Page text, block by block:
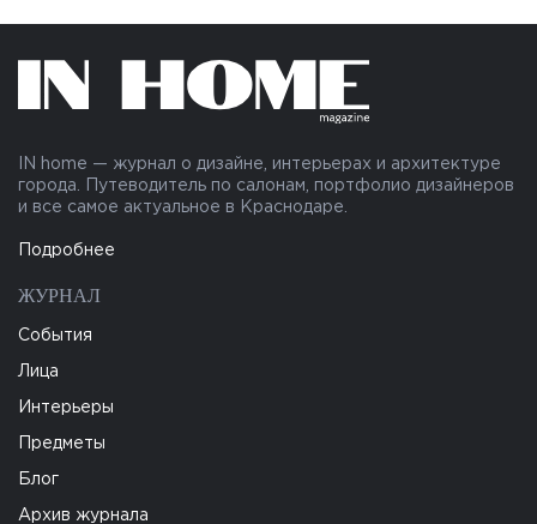
IN home — журнал о дизайне, интерьерах и архитектуре
города. Путеводитель по салонам, портфолио дизайнеров
и все самое актуальное в Краснодаре.
Подробнее
ЖУРНАЛ
События
Лица
Интерьеры
Предметы
Блог
Архив журнала